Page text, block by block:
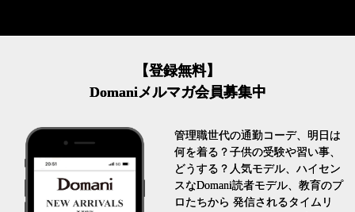
【登録無料】
Domaniメルマガ会員募集中
管理職世代の通勤コーデ、明日は
何を着る？子供の受験や習い事、
どうする？人気モデル、ハイセン
スなDomani読者モデル、教育のプ
ロたちから 発信されるタイムリ